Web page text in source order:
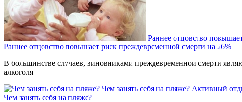
Раннее отцовство
Раннее отцовство повышает риск преждевременной смерти на 26%
В большинстве случаев, виновниками преждевременной смерти
алкоголя
Чем занять себя на пляже? Активный
Чем занять себя на пляже?